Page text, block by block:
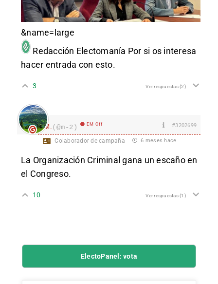
&name=large
Redacción Electomanía Por si os interesa
hacer entrada con esto.
3 Ver respuestas(2)
M.(@m-2) EM Off #3202699
Colaborador de campaña 6 meses hace
La Organización Criminal gana un escaño en
el Congreso.
10 Ver respuestas(1)
ElectoPanel: vota